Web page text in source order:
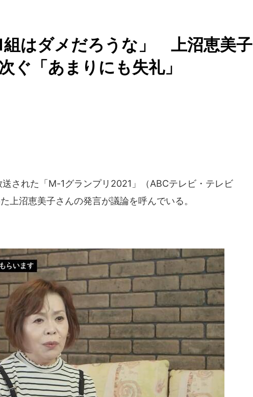
組はダメだろうな」 上沼恵美子
ぐ「あまりにも失礼」
された「M-1グランプリ2021」（ABCテレビ・テレビ
上沼恵美子さんの発言が議論を呼んでいる。